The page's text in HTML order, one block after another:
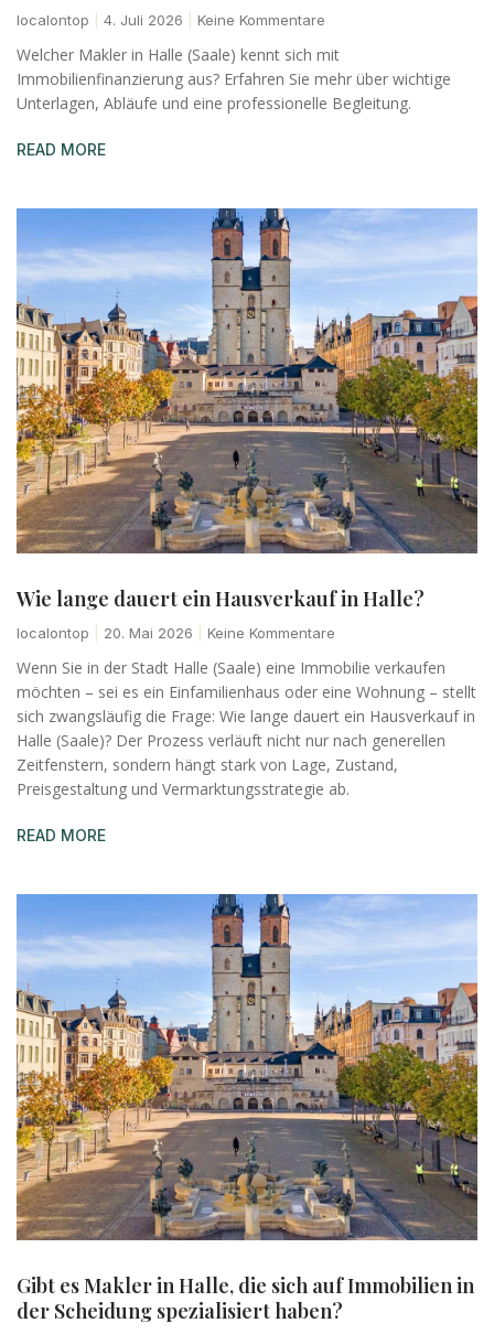
localontop 4. Juli 2026 Keine Kommentare
Welcher Makler in Halle (Saale) kennt sich mit
Immobilienfinanzierung aus? Erfahren Sie mehr über wichtige
Unterlagen, Abläufe und eine professionelle Begleitung.
READ MORE
Wie lange dauert ein Hausverkauf in Halle?
localontop 20. Mai 2026 Keine Kommentare
Wenn Sie in der Stadt Halle (Saale) eine Immobilie verkaufen
möchten – sei es ein Einfamilienhaus oder eine Wohnung – stellt
sich zwangsläufig die Frage: Wie lange dauert ein Hausverkauf in
Halle (Saale)? Der Prozess verläuft nicht nur nach generellen
Zeitfenstern, sondern hängt stark von Lage, Zustand,
Preisgestaltung und Vermarktungsstrategie ab.
READ MORE
Gibt es Makler in Halle, die sich auf Immobilien in
der Scheidung spezialisiert haben?